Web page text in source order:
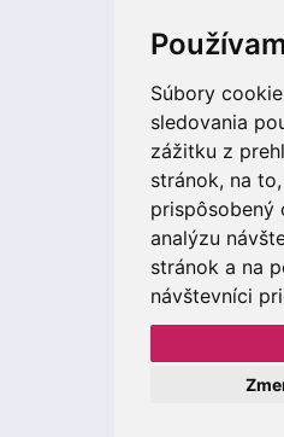
Súbory
sledovania
zážitku z
stránok, na
prispôsobený
analýzu
stránok a na
návštevníci